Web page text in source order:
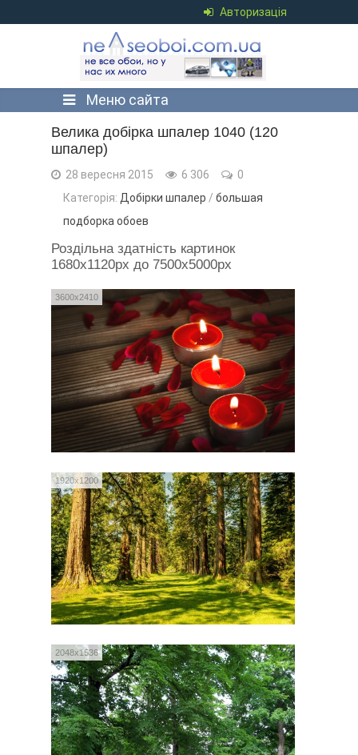
Авторизація
Меню сайта
Велика добірка шпалер 1040 (120
шпалер)
28 вересня 2015 6 306
0
Категорія: Добірки шпалер / большая
подборка обоев
Роздільна здатність картинок
1680x1120px до 7500x5000px
3600x2410
1920x1200
2048x1536